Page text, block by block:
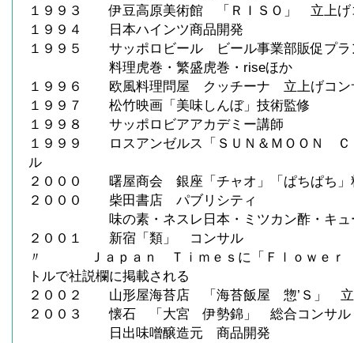
１９９３ 伊豆高原美術館 「ＲＩＳＯ」 立上げ
１９９４ 日本ハインツ商品開発
１９９５ サッポロビール ビール事業部販促プラ
料理虎巻・繁盛虎巻・riseほか
１９９６ 欧風料理問屋 クッチーナ 立上げコン
１９９７ 松竹映画「美味しんぼ」技術監修
１９９８ サッポロビアアカデミー講師
１９９９ ロスアンゼルス「ＳＵＮ＆ＭＯＯＮ
ル
２０００ 曙屋商会 銀座「チャオ」「ぱちぱち」
２０００ 柴田書店 パブリシティ
味の素・ネスレ日本・ミツカン酢・キュ
２００１ 新宿「類」 コンサル
〃 Ｊａｐａｎ Ｔｉｍｅｓに「Ｆｌｏｗｅｒ
トルで社説欄に掲載される
２００２ 山形屋海苔店 「海苔飯屋 惣’Ｓ」 立
２００３ 懐石 「大宮 伊勢錦」 総合コンサル
日出味噌醸造元 商品開発